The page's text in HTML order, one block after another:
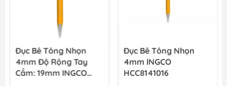
Đục Bê Tông Nhọn
4mm Độ Rộng Tay
Cầm: 19mm INGCO
Đục Bê Tông Nhọn
4mm INGCO
HCC8141016